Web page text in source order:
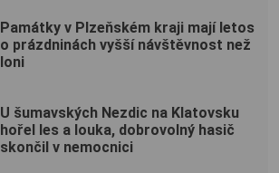
Památky v Plzeňském kraji mají letos
o prázdninách vyšší návštěvnost než
loni
U šumavských Nezdic na Klatovsku
hořel les a louka, dobrovolný hasič
skončil v nemocnici